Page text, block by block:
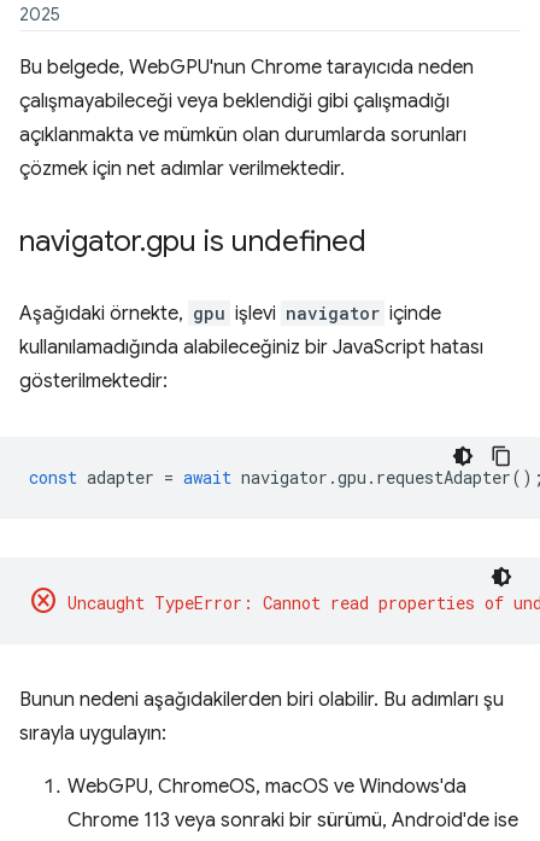
2025
Bu belgede, WebGPU'nun Chrome tarayıcıda neden
çalışmayabileceği veya beklendiği gibi çalışmadığı
açıklanmakta ve mümkün olan durumlarda sorunları
çözmek için net adımlar verilmektedir.
navigator.gpu is undefined
Aşağıdaki örnekte, gpu işlevi navigator içinde
kullanılamadığında alabileceğiniz bir JavaScript hatası
gösterilmektedir:
const adapter = await navigator .gpu . requestAdapter
cancel
Bunun nedeni aşağıdakilerden biri olabilir. Bu adımları şu
sırayla uygulayın:
WebGPU, ChromeOS, macOS ve Windows'da
Chrome 113 veya sonraki bir sürümü, Android'de ise